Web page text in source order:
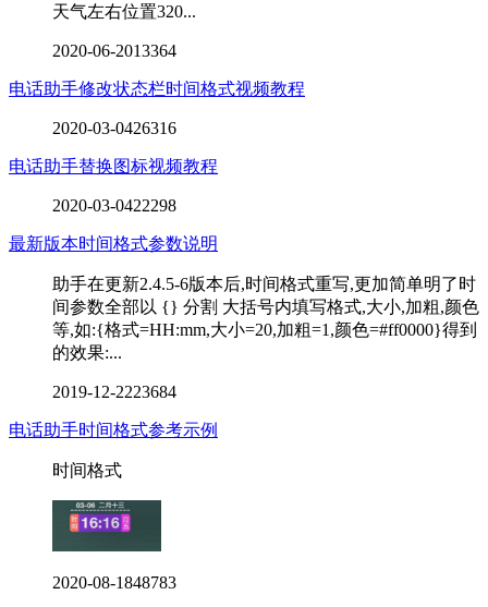
天气左右位置320...
2020-06-2013364
电话助手修改状态栏时间格式视频教程
2020-03-0426316
电话助手替换图标视频教程
2020-03-0422298
最新版本时间格式参数说明
助手在更新2.4.5-6版本后,时间格式重写,更加简单明了时
间参数全部以 {} 分割 大括号内填写格式,大小,加粗,颜色
等,如:{格式=HH:mm,大小=20,加粗=1,颜色=#ff0000}得到
的效果:...
2019-12-2223684
电话助手时间格式参考示例
时间格式
2020-08-1848783